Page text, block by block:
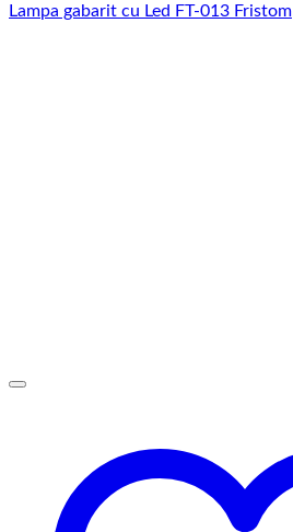
Lampa gabarit cu Led FT-013 Fristom